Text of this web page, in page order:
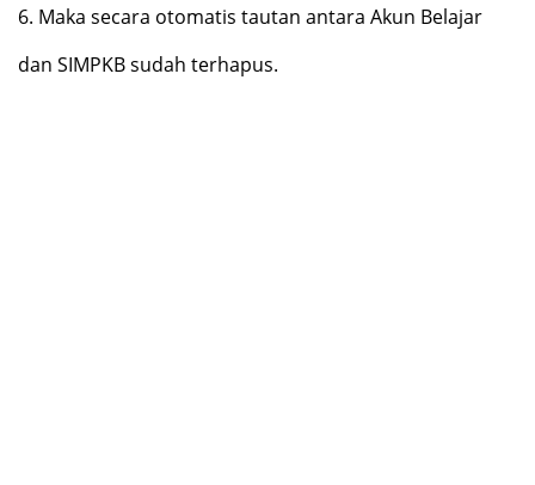
6. Maka secara otomatis tautan antara Akun Belajar
dan SIMPKB sudah terhapus.